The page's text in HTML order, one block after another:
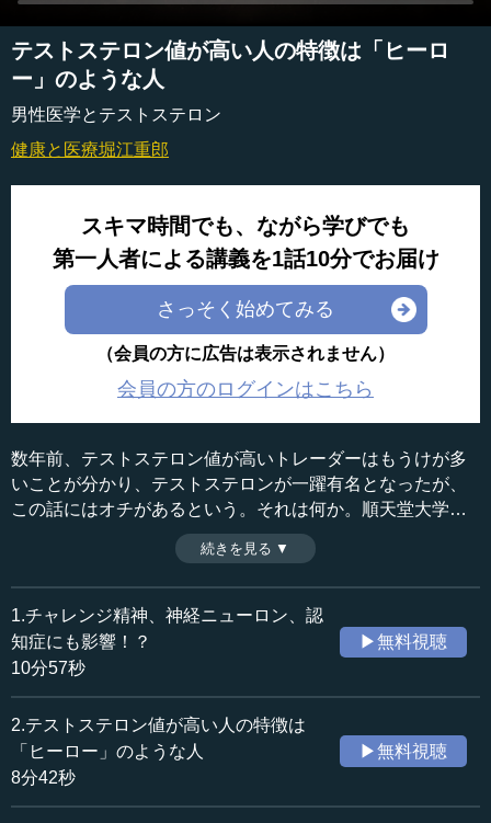
テストステロン値が高い人の特徴は「ヒーロ
ー」のような人
男性医学とテストステロン
健康と医療堀江重郎
スキマ時間でも、ながら学びでも
第一人者による講義を1話10分でお届け
さっそく始めてみる
（会員の方に広告は表示されません）
会員の方のログインはこちら
数年前、テストステロン値が高いトレーダーはもうけが多
いことが分かり、テストステロンが一躍有名となったが、
この話にはオチがあるという。それは何か。順天堂大学医
学部大学院医学研究科教授・堀江重郎氏が語る。（２０１
５年７月２４日開催日本ビジネス協会ＪＢＣインタラクテ
ィブセミナー講演「リーダーシップのアンチエイジング」
より、全６話中第２話目）
収録日：2015年7月24日
追加日：2015年10月22日
カテゴリー：
医療・健康
●男性ホルモンの多いトレーダーはもうける
テストステロンが医学的な意味だけでなく、なぜ社会的
続きを見る ▼
1.チャレンジ精神、神経ニューロン、認
知症にも影響！？
10分57秒
▶無料視聴
2.テストステロン値が高い人の特徴は
「ヒーロー」のような人
8分42秒
▶無料視聴